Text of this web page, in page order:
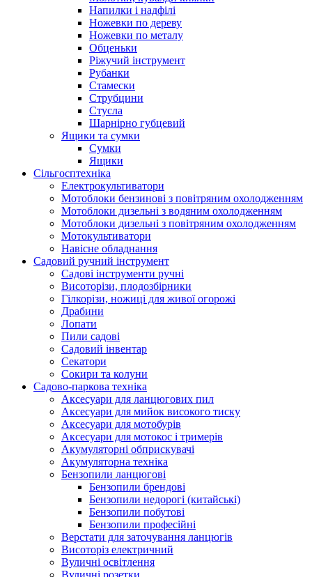
Напилки і надфілі
Ножевки по дереву
Ножевки по металу
Обценьки
Ріжучий інструмент
Рубанки
Стамески
Струбцини
Стусла
Шарнірно губцевий
Ящики та сумки
Сумки
Ящики
Сільгосптехніка
Електрокультиватори
Мотоблоки бензинові з повітряним охолодженням
Мотоблоки дизельні з водяним охолодженням
Мотоблоки дизельні з повітряним охолодженням
Мотокультиватори
Навісне обладнання
Садовий ручний інструмент
Cадові інструменти ручні
Висоторізи, плодозбірники
Гілкорізи, ножиці для живої огорожі
Драбини
Лопати
Пили садові
Садовий інвентар
Секатори
Сокири та колуни
Садово-паркова техніка
Аксесуари для ланцюгових пил
Аксесуари для мийок високого тиску
Аксесуари для мотобурів
Аксесуари для мотокос і тримерів
Акумуляторні обприскувачі
Акумуляторна техніка
Бензопили ланцюгові
Бензопили брендові
Бензопили недорогі (китайські)
Бензопили побутові
Бензопили професійні
Верстати для заточування ланцюгів
Висоторіз електричний
Вуличні освітлення
Вуличні розетки